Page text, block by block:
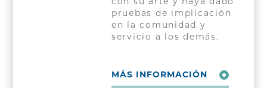
con su arte y haya dado
pruebas de implicación
en la comunidad y
servicio a los demás.
MÁS INFORMACIÓN